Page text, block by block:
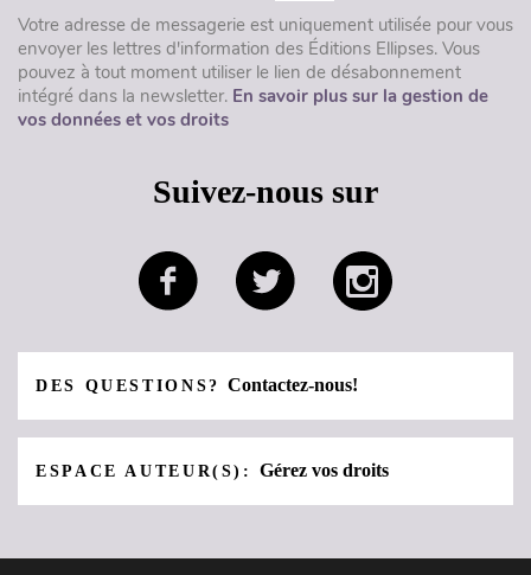
Votre adresse de messagerie est uniquement utilisée pour vous
envoyer les lettres d'information des Éditions Ellipses. Vous
pouvez à tout moment utiliser le lien de désabonnement
intégré dans la newsletter. En savoir plus sur la gestion de
vos données et vos droits
Suivez-nous sur
DES QUESTIONS?Contactez-nous!
ESPACE AUTEUR(S):Gérez vos droits